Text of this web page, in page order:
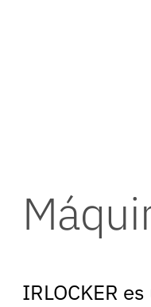
IRLOCKER